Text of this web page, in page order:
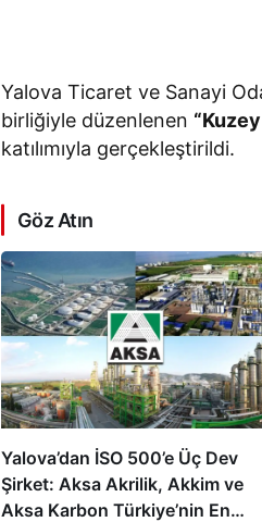
Yalova Ticaret ve Sanayi
birliğiyle düzenlenen
katılımıyla gerçekleştirildi.
Göz Atın
Yalova’dan İSO 500’e Üç Dev
Şirket: Aksa Akrilik, Akkim ve
Aksa Karbon Türkiye’nin En